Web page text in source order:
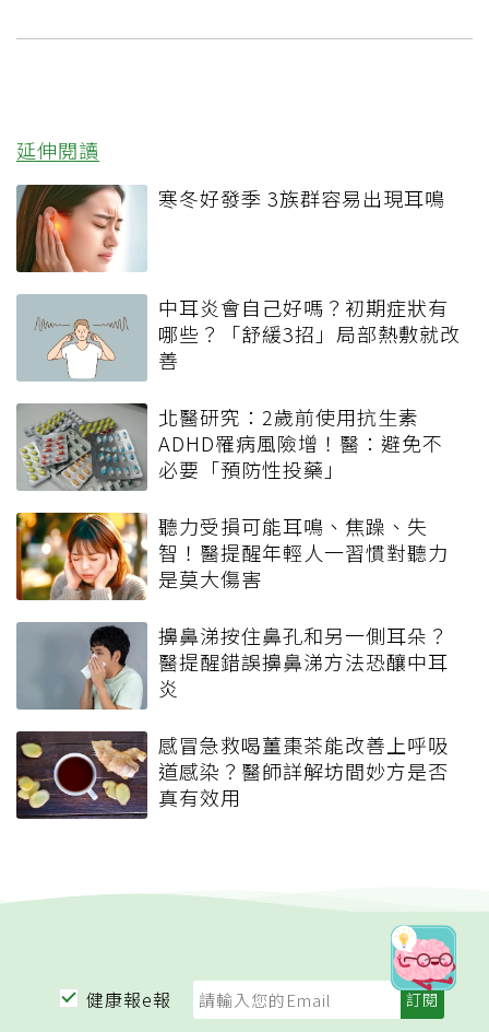
延伸閱讀
寒冬好發季 3族群容易出現耳鳴
中耳炎會自己好嗎？初期症狀有
哪些？「舒緩3招」局部熱敷就改
善
北醫研究：2歲前使用抗生素
ADHD罹病風險增！醫：避免不
必要「預防性投藥」
聽力受損可能耳鳴、焦躁、失
智！醫提醒年輕人一習慣對聽力
是莫大傷害
擤鼻涕按住鼻孔和另一側耳朵？
醫提醒錯誤擤鼻涕方法恐釀中耳
炎
感冒急救喝薑棗茶能改善上呼吸
道感染？醫師詳解坊間妙方是否
真有效用
健康報e報